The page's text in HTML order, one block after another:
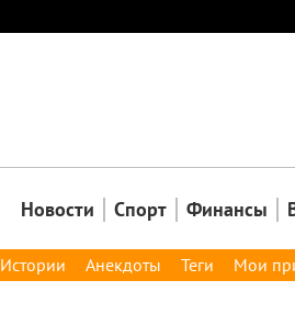
Новости Спорт Финансы
Истории Анекдоты Теги Мои